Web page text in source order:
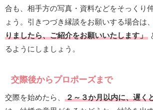
合も、相手方の写真・資料などをそっくり
ょう。引きつづき縁談をお願いする場合は、
りましたら、ご紹介をお願いいたします」
るようにしましょう。
交際後からプロポーズまで
交際を始めたら、 ２～３か月以内に、遅く